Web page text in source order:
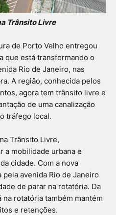
Trânsito Livre
de Porto Velho entregou
que está transformando o
Rio de Janeiro, nas
A região, conhecida pelos
agora tem trânsito livre e
de uma canalização
tráfego local.
Trânsito Livre,
a mobilidade urbana e
cidade. Com a nova
avenida Rio de Janeiro
de parar na rotatória. Da
na rotatória também mantém
e retenções.